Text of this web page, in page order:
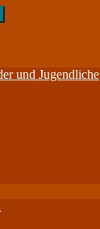
und Jugendliche